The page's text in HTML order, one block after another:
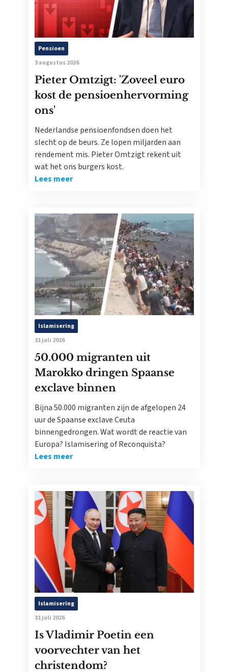
Pensioen
3 augustus 2026
Pieter Omtzigt: 'Zoveel euro
kost de pensioenhervorming
ons'
Nederlandse pensioenfondsen doen het
slecht op de beurs. Ze lopen miljarden aan
rendement mis. Pieter Omtzigt rekent uit
wat het ons burgers kost.
Lees meer
Islamisering
31 juli 2026
50.000 migranten uit
Marokko dringen Spaanse
exclave binnen
Bijna 50.000 migranten zijn de afgelopen 24
uur de Spaanse exclave Ceuta
binnengedrongen. Wat wordt de reactie van
Europa? Islamisering of Reconquista?
Lees meer
Islamisering
31 juli 2026
Is Vladimir Poetin een
voorvechter van het
christendom?